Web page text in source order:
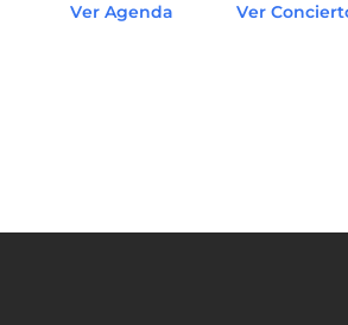
Ver Agenda Ver